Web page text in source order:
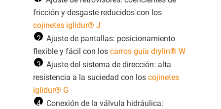
fricción y desgaste reducidos con los
cojinetes iglidur® J
2
Ajuste de pantallas: posicionamiento
flexible y fácil con los carros guía drylin® W
3
Ajuste del sistema de dirección: alta
resistencia a la suciedad con los cojinetes
iglidur® G
4
Conexión de la válvula hidráulica: